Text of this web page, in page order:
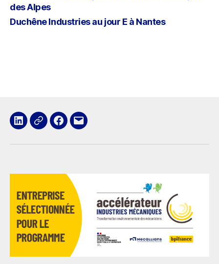
des Alpes
Duchêne Industries au jour E à Nantes
LinkedIn
x Facebook
E-